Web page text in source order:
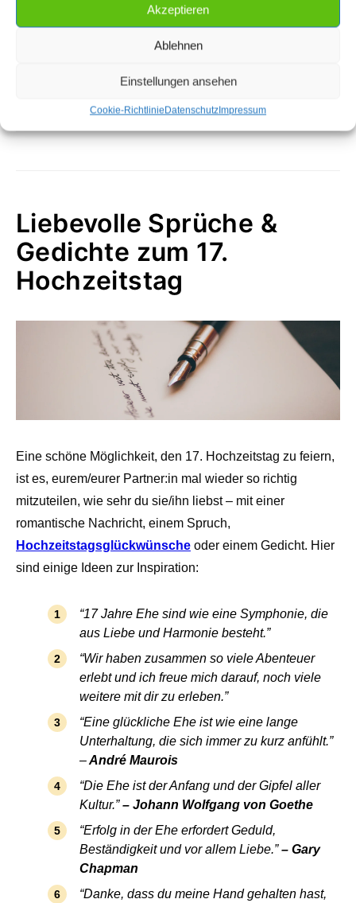
Akzeptieren
Ablehnen
Einstellungen ansehen
Cookie-RichtlinieDatenschutzImpressum
Weitere Inspiration zu Geschenken:
→ 8+ Kreative ArtenGeldgeschenke zu falten
→ Alle 100Hochzeitsjahreim Überblick
Liebevolle Sprüche &
Gedichte zum 17.
Hochzeitstag
Eine schöne Möglichkeit, den 17. Hochzeitstag zu feiern,
ist es, eurem/eurer Partner:in mal wieder so richtig
mitzuteilen, wie sehr du sie/ihn liebst – mit einer
romantische Nachricht, einem Spruch,
Hochzeitstagsglückwünsche oder einem Gedicht. Hier
sind einige Ideen zur Inspiration:
“17 Jahre Ehe sind wie eine Symphonie, die
aus Liebe und Harmonie besteht.”
“Wir haben zusammen so viele Abenteuer
erlebt und ich freue mich darauf, noch viele
weitere mit dir zu erleben.”
“Eine glückliche Ehe ist wie eine lange
Unterhaltung, die sich immer zu kurz anfühlt.”
–André Maurois
“Die Ehe ist der Anfang und der Gipfel aller
Kultur.”– Johann Wolfgang von Goethe
“Erfolg in der Ehe erfordert Geduld,
Beständigkeit und vor allem Liebe.”– Gary
Chapman
“Danke, dass du meine Hand gehalten hast,